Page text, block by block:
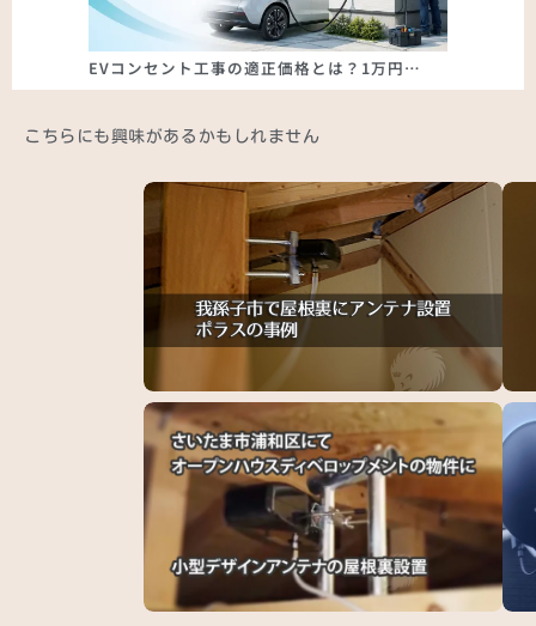
EVコンセント工事の適正価格とは？1万円…
こちらにも興味があるかもしれません
我孫子市でテレビアンテナの屋根裏設置（ポラ
ス…
柏